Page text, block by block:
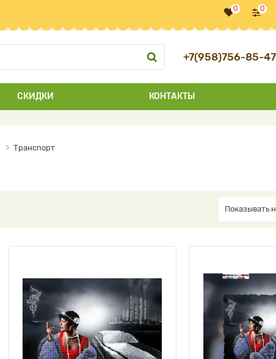
0 0
+7(958)756-85-47
СКИДКИ КОНТАКТЫ
Транспорт
Показывать